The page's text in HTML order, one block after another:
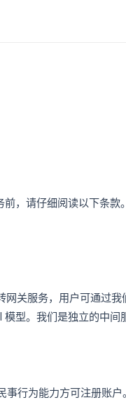
，请仔细阅读以下条
关服务，用户可通过
型。我们是独立的中间
行为能力方可注册账户。